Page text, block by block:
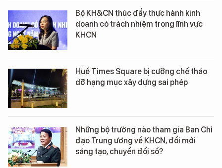
Bộ KH&CN thúc đẩy thực hành kinh
doanh có trách nhiệm trong lĩnh vực
KHCN
Huế Times Square bị cưỡng chế tháo
dỡ hạng mục xây dựng sai phép
Những bộ trưởng nào tham gia Ban Chỉ
đạo Trung ương về KHCN, đổi mới
sáng tạo, chuyển đổi số?